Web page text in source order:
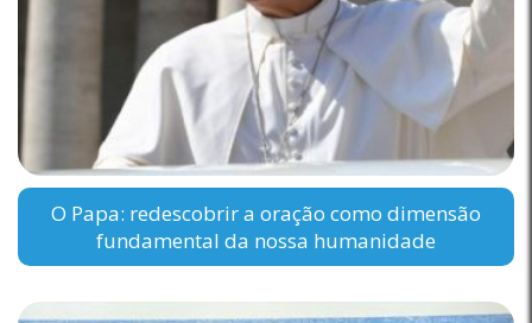
O Papa: redescobrir a oração como dimensão
fundamental da nossa humanidade